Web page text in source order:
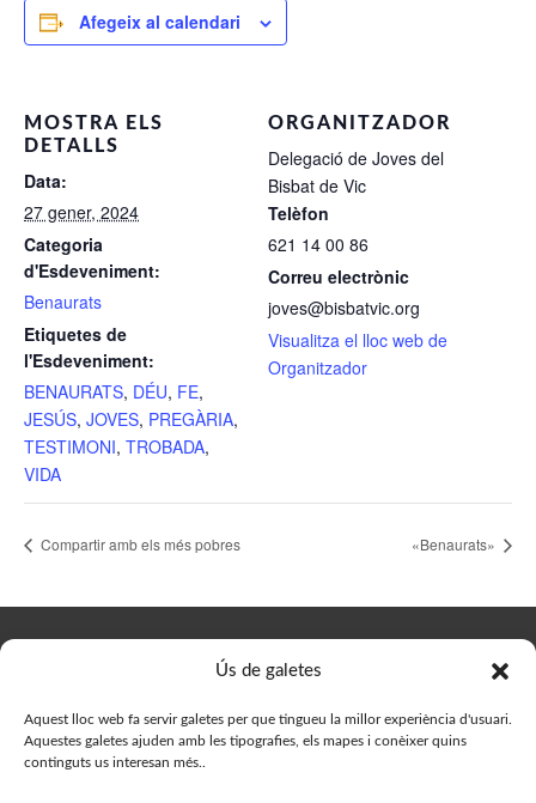
Ús de galetes
Aquest lloc web fa servir galetes per que tingueu la millor experiència d'usuari.
Aquestes galetes ajuden amb les tipografies, els mapes i conèixer quins
continguts us interesan més..
Afegeix al calendari
MOSTRA ELS
DETALLS
Data:
27 gener, 2024
Categoria
d'Esdeveniment:
Benaurats
Etiquetes de
l'Esdeveniment:
BENAURATS, DÉU, FE,
JESÚS, JOVES, PREGÀRIA,
TESTIMONI, TROBADA,
VIDA
ORGANITZADOR
Delegació de Joves del
Bisbat de Vic
Telèfon
621 14 00 86
Correu electrònic
joves@bisbatvic.org
Visualitza el lloc web de
Organitzador
Compartir amb els més pobres «Benaurats»